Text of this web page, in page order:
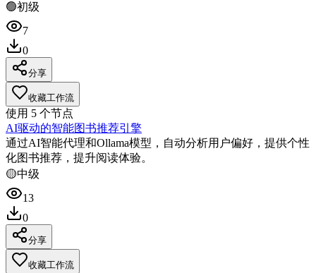
🟢初级
7
0
分享
收藏工作流
使用 5 个节点
AI驱动的智能图书推荐引擎
通过AI智能代理和Ollama模型，自动分析用户偏好，提供个性
化图书推荐，提升阅读体验。
🟡中级
13
0
分享
收藏工作流